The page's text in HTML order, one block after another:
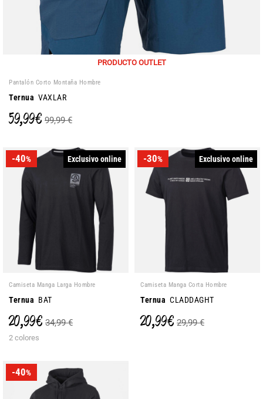
PRODUCTO OUTLET
Pantalón Corto Montaña Hombre
Ternua VAXLAR
59,99 € 99,99 €
-40% Exclusivo online
Camiseta Manga Larga Hombre
Ternua BAT
20,99 € 34,99 €
2 colores
-30% Exclusivo online
Camiseta Manga Corta Hombre
Ternua CLADDAGHT
20,99 € 29,99 €
-40%